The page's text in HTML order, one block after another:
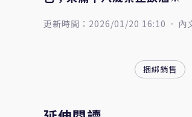
更新時間：2026/01/20 16:10 內
捆綁銷售